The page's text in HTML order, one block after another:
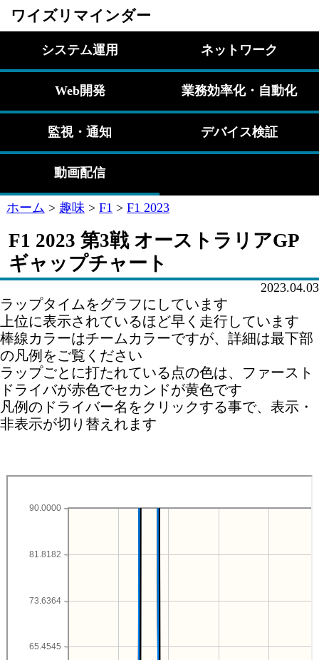
ワイズリマインダー
システム運用 ネットワーク
Web開発 業務効率化・自動化
監視・通知 デバイス検証
動画配信
ホーム > 趣味 > F1 > F1 2023
F1 2023 第3戦 オーストラリアGP
ギャップチャート
2023.04.03
ラップタイムをグラフにしています
上位に表示されているほど早く走行しています
棒線カラーはチームカラーですが、詳細は最下部
の凡例をご覧ください
ラップごとに打たれている点の色は、ファースト
ドライバが赤色でセカンドが黄色です
凡例のドライバー名をクリックする事で、表示・
非表示が切り替えれます